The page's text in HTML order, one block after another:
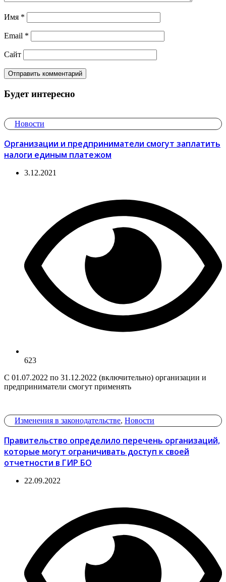
Имя *
Email *
Сайт
Будет интересно
Новости
Организации и предприниматели смогут заплатить
налоги единым платежом
3.12.2021
623
С 01.07.2022 по 31.12.2022 (включительно) организации и
предприниматели смогут применять
Изменения в законодательстве, Новости
Правительство определило перечень организаций,
которые могут ограничивать доступ к своей
отчетности в ГИР БО
22.09.2022